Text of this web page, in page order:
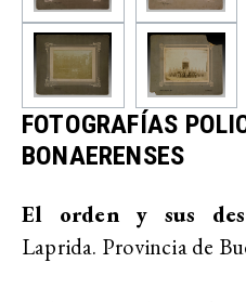
FOTOGRAFÍAS
BONAERENSES
El orden y sus
Laprida. Provincia de